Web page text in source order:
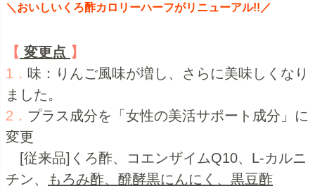
＼おいしいくろ酢カロリーハーフがリニューアル!!／
【 変更点 】
1． 味：りんご風味が増し、さらに美味しくなり
ました。
2． プラス成分を「女性の美活サポート成分」に
変更
[従来品]くろ酢、コエンザイムQ10、L-カルニ
チン、
もろみ酢、醗酵黒にんにく、黒豆酢